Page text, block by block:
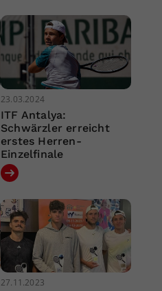
23.03.2024
ITF Antalya:
Schwärzler erreicht
erstes Herren-
Einzelfinale
27.11.2023